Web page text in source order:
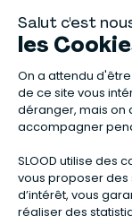
Assembler un
expérience
devient une petite
satisfaction. C’est
repos, les
moments partagés
parent, entre
l’envie de l’enfant.
Quel puzzle
?